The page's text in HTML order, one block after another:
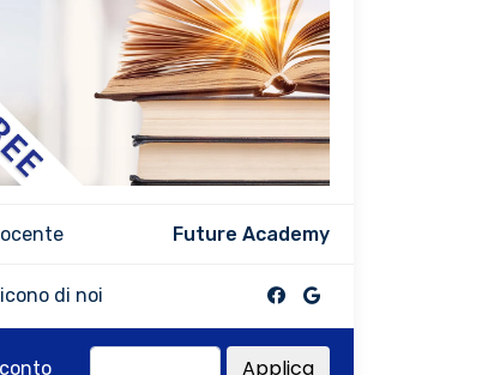
Future Academy
di noi
Applica